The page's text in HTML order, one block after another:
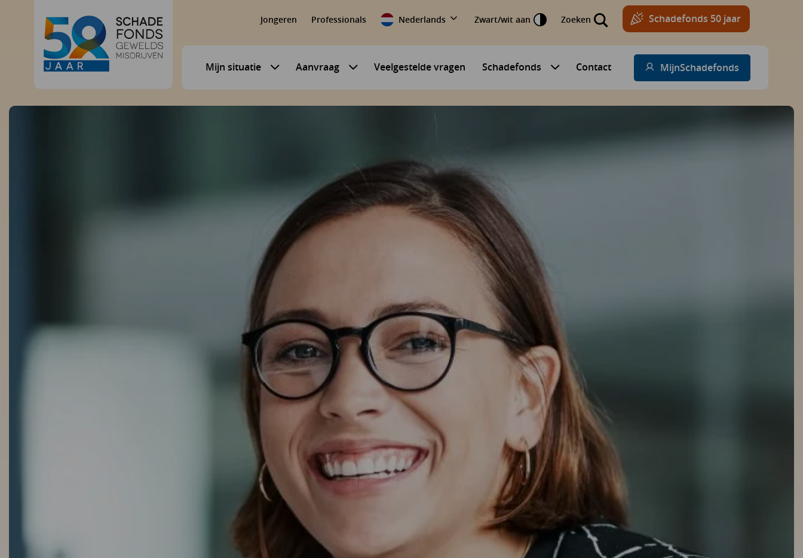
Jongeren Professionals Nederlands Zwart/wit aan Zoeken Schadefonds 50 jaar
Mijn situatie
Aanvraag
Veelgestelde vragen
Schadefonds
Submenu voor Schadefonds
Contact MijnSchadefonds